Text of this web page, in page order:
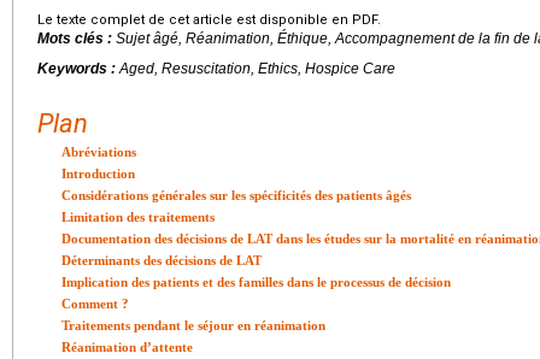
Le texte complet de cet article est disponible en PDF.
Mots clés : Sujet âgé, Réanimation, Éthique, Accompagnement de la fin de
Keywords : Aged, Resuscitation, Ethics, Hospice Care
Plan
Abréviations
Introduction
Considérations générales sur les spécificités des patients âgés
Limitation des traitements
Documentation des décisions de LAT dans les études sur la mortalité en
Déterminants des décisions de LAT
Implication des patients et des familles dans le processus de décision
Comment ?
Traitements pendant le séjour en réanimation
Réanimation d’attente